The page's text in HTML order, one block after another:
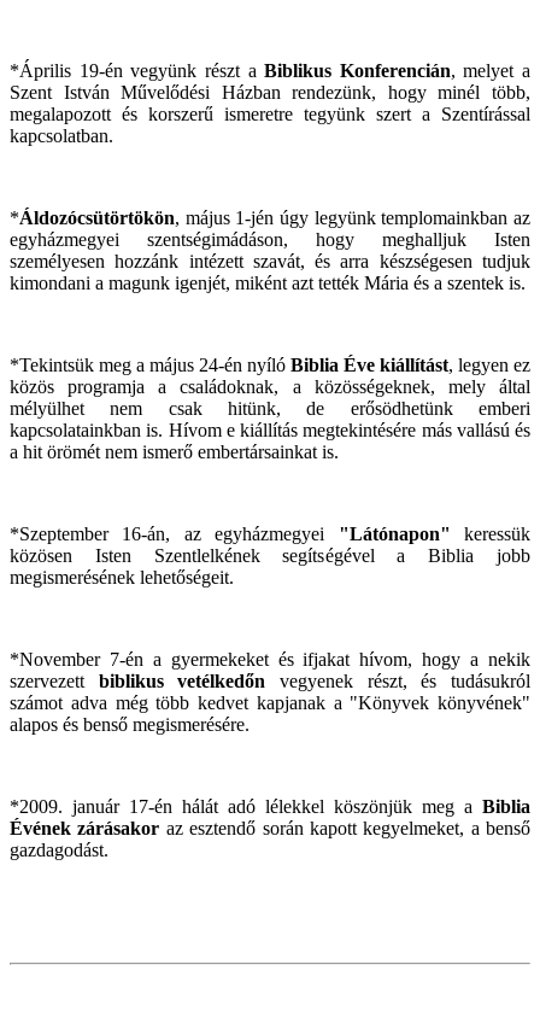
*Április 19-én vegyünk részt aBiblikus Konferencián, melyet a
Szent István Művelődési Házban rendezünk, hogy minél több,
megalapozott és korszerű ismeretre tegyünk szert a Szentírással
kapcsolatban.
*Áldozócsütörtökön, május 1-jén úgy legyünk templomainkban az
egyházmegyei szentségimádáson, hogy meghalljuk Isten
személyesen hozzánk intézett szavát, és arra készségesen tudjuk
kimondani a magunk igenjét, miként azt tették Mária és a szentek is.
*Tekintsük meg a május 24-én nyíló Biblia Éve kiállítást, legyen ez
közös programja a családoknak, a közösségeknek, mely által
mélyülhet nem csak hitünk, de erősödhetünk emberi
kapcsolatainkban is. Hívom e kiállítás megtekintésére más vallású és
a hit örömét nem ismerő embertársainkat is.
*Szeptember 16-án, az egyházmegyei "Látónapon" keressük
közösen Isten Szentlelkének segítségével a Biblia jobb
megismerésének lehetőségeit.
*November 7-én a gyermekeket és ifjakat hívom, hogy a nekik
szervezett biblikus vetélkedőn vegyenek részt, és tudásukról
számot adva még több kedvet kapjanak a "Könyvek könyvének"
alapos és benső megismerésére.
*2009. január 17-én hálát adó lélekkel köszönjük meg a Biblia
Évének zárásakor az esztendő során kapott kegyelmeket, a benső
gazdagodást.